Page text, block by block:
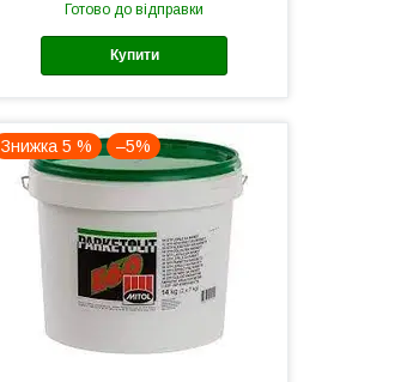
Готово до відправки
Купити
Знижка 5 % –5%